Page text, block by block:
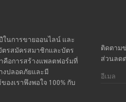
ในการขายออนไลน์ และ
ตรสมัครสมาชิกและบัตร
คือการสร้างแพลตฟอร์มที่
งปลอดภัยและมี
งเราพึงพอใจ 100% กับ
ติดตาม
ส่วนลด